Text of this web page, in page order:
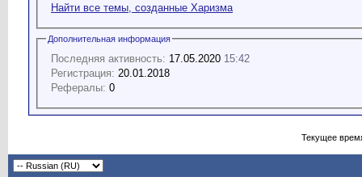
Найти все темы, созданные Харизма
Дополнительная информация
Последняя активность: 17.05.2020 15:42
Регистрация: 20.01.2018
Рефералы: 0
Текущее